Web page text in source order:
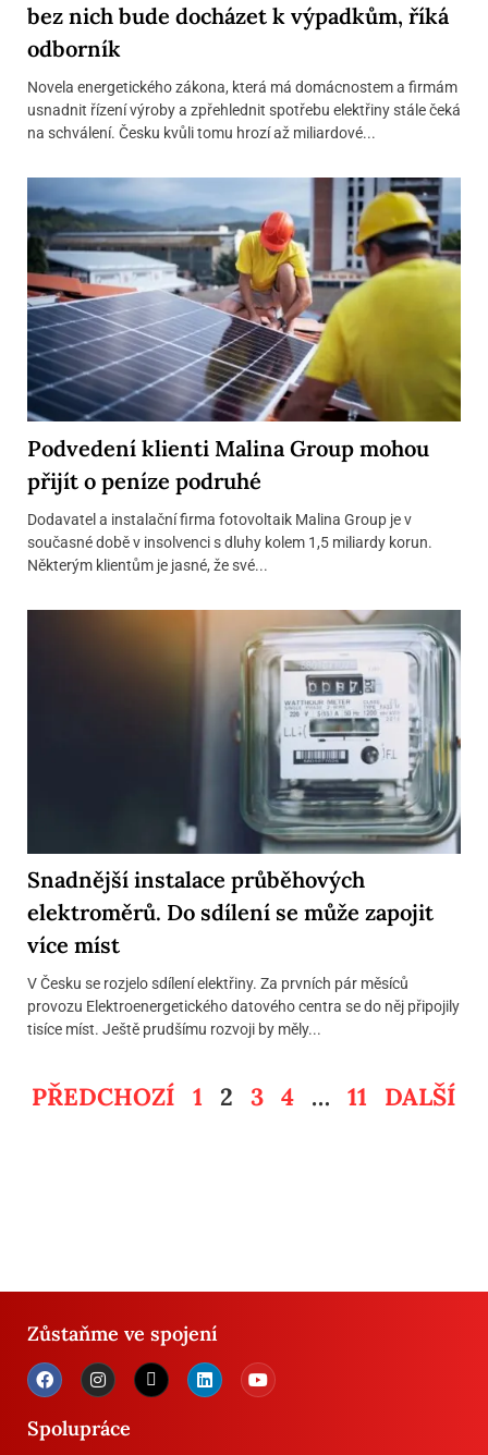
bez nich bude docházet k výpadkům, říká
odborník
Novela energetického zákona, která má domácnostem a firmám
usnadnit řízení výroby a zpřehlednit spotřebu elektřiny stále čeká
na schválení. Česku kvůli tomu hrozí až miliardové...
Podvedení klienti Malina Group mohou
přijít o peníze podruhé
Dodavatel a instalační firma fotovoltaik Malina Group je v
současné době v insolvenci s dluhy kolem 1,5 miliardy korun.
Některým klientům je jasné, že své...
Snadnější instalace průběhových
elektroměrů. Do sdílení se může zapojit
více míst
V Česku se rozjelo sdílení elektřiny. Za prvních pár měsíců
provozu Elektroenergetického datového centra se do něj připojily
tisíce míst. Ještě prudšímu rozvoji by měly...
PŘEDCHOZÍ 1 2 3 4 … 11 DALŠÍ
Zůstaňme ve spojení
Spolupráce